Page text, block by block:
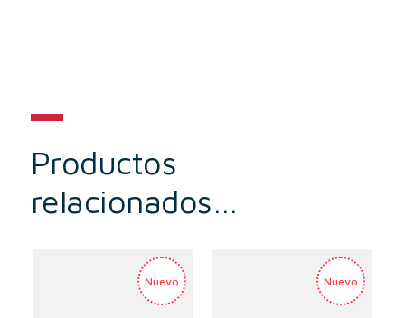
Productos
relacionados…